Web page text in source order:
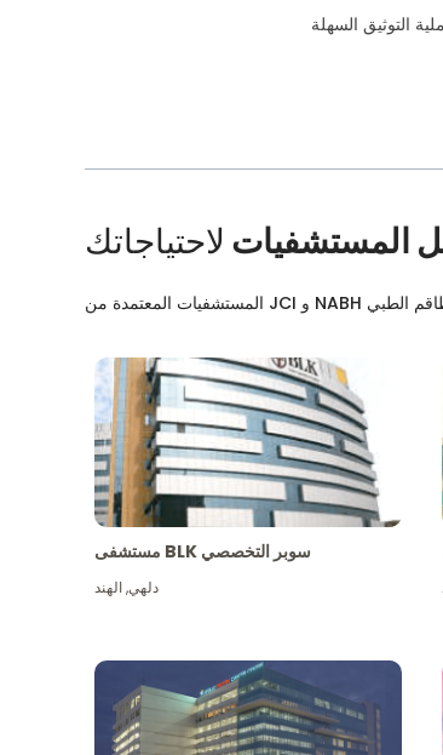
المستشفيات لاحتياجاتك
مستشفى BLK سوبر التخصصي
دلهي,الهند